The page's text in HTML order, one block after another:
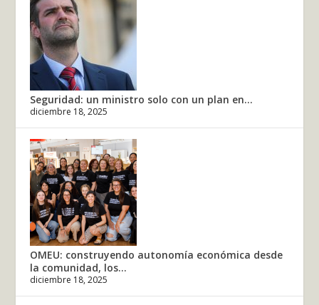
Seguridad: un ministro solo con un plan en...
diciembre 18, 2025
OMEU: construyendo autonomía económica desde
la comunidad, los...
diciembre 18, 2025